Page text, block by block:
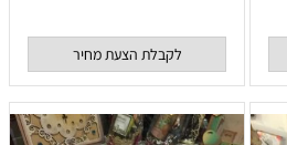
לקבלת הצעת מחיר